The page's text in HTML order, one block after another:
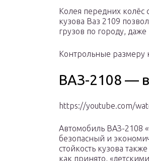
Колея передних колёс
кузова Ваз 2109
грузов по городу,
Контрольные размеру
ВАЗ-2108 —
https://youtube.com/
Автомобиль ВАЗ-2108
безопасный и
стойкость кузова
как принято,